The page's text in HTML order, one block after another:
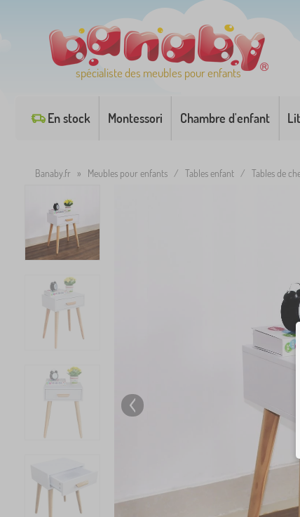
spécialiste des meubles pour enfants
En stock Montessori Chambre d'enfant
Banaby.fr » Meubles pour enfants / Tables enfant / Tables de